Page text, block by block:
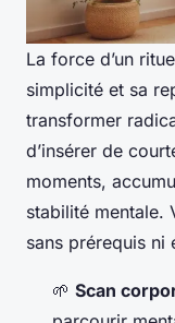
La force d’un
simplicité et sa
transformer
d’insérer de
moments,
stabilité mentale.
sans prérequis ni
🌱 Scan